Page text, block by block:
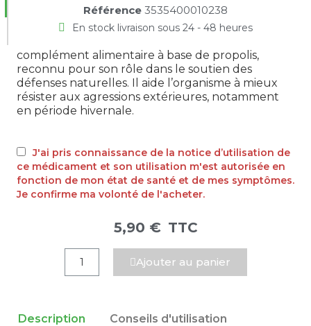
Référence 3535400010238
En stock livraison sous 24 - 48 heures
complément alimentaire à base de propolis,
reconnu pour son rôle dans le soutien des
défenses naturelles. Il aide l’organisme à mieux
résister aux agressions extérieures, notamment
en période hivernale.
J'ai pris connaissance de la notice d’utilisation de
ce médicament et son utilisation m'est autorisée en
fonction de mon état de santé et de mes symptômes.
Je confirme ma volonté de l'acheter.
5,90 € TTC
Ajouter au panier
Description Conseils d'utilisation